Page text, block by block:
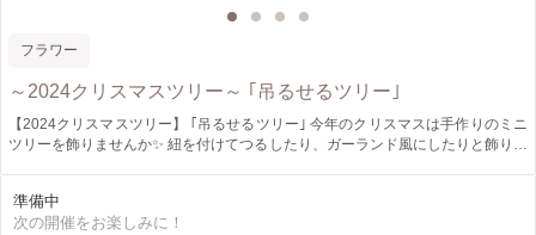
フラワー
～2024クリスマスツリー～ ｢吊るせるツリー｣
【2024クリスマスツリー】 ｢吊るせるツリー｣ 今年のクリスマスは手作りのミニ
ツリーを飾りませんか✨️ 紐を付けてつるしたり、ガーランド風にしたりと飾り方
イテムを作りたい方はご相談ください! ～ WinWin_ww_Project 割引 ～ ひとり親
家庭で生活されている方、ご本人、お子様 障害をお持ちで生活されている方、
準備中
次の開催をお楽しみに！